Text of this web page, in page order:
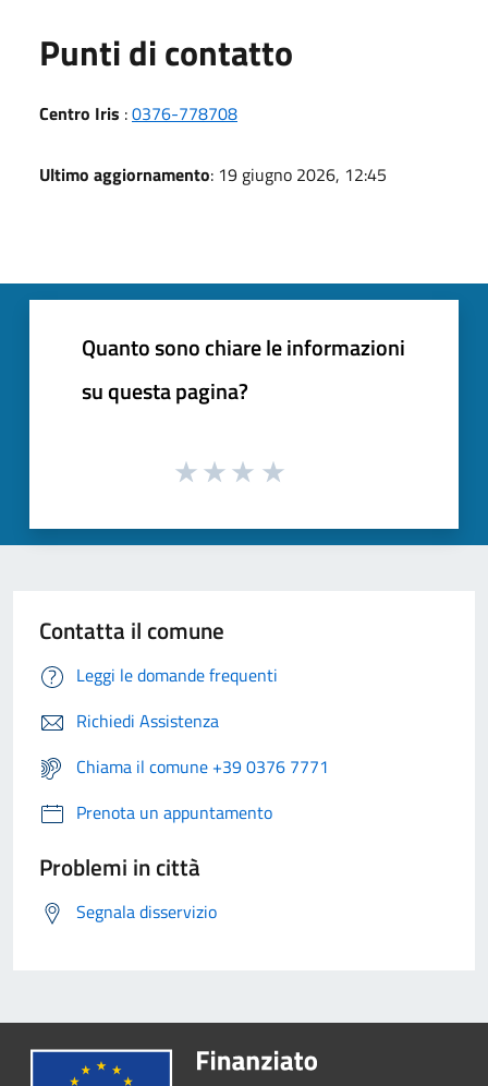
Punti di contatto
Centro Iris :0376-778708
Ultimo aggiornamento: 19 giugno 2026, 12:45
Quanto sono chiare le informazioni
su questa pagina?
Contatta il comune
Leggi le domande frequenti
Richiedi Assistenza
Chiama il comune +39 0376 7771
Prenota un appuntamento
Problemi in città
Segnala disservizio